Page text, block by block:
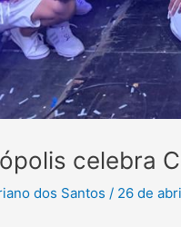
celebra
dos Santos / 26 de